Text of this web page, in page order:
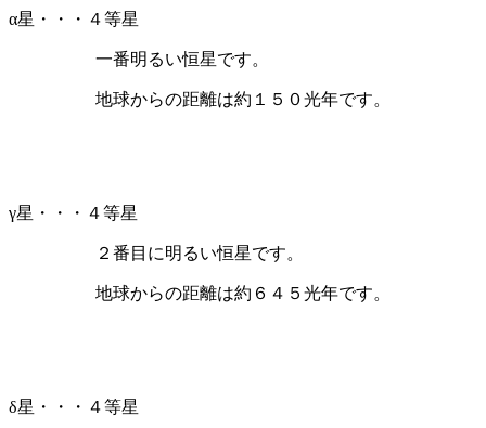
α星・・・４等星
一番明るい恒星です。
地球からの距離は約１５０光年です。
γ星・・・４等星
２番目に明るい恒星です。
地球からの距離は約６４５光年です。
δ星・・・４等星